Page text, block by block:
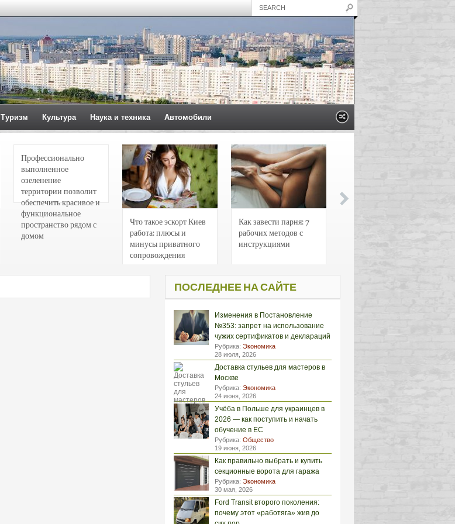
Туризм Культура Наука и техника Автомобили
Профессионально
выполненное
озеленение
территории позволит
обеспечить красивое и
функциональное
пространство рядом с
домом
Что такое эскорт Киев
работа: плюсы и
минусы приватного
сопровождения
Как завести парня: 7
рабочих методов с
инструкциями
ПОСЛЕДНЕЕ НА САЙТЕ
Изменения в Постановление
№353: запрет на использование
чужих сертификатов и деклараций
Рубрика: Экономика
28 июля, 2026
Доставка стульев для мастеров в
Москве
Рубрика: Экономика
24 июня, 2026
Учёба в Польше для украинцев в
2026 — как поступить и начать
обучение в ЕС
Рубрика: Общество
19 июня, 2026
Как правильно выбрать и купить
секционные ворота для гаража
Рубрика: Экономика
30 мая, 2026
Ford Transit второго поколения:
почему этот «работяга» жив до